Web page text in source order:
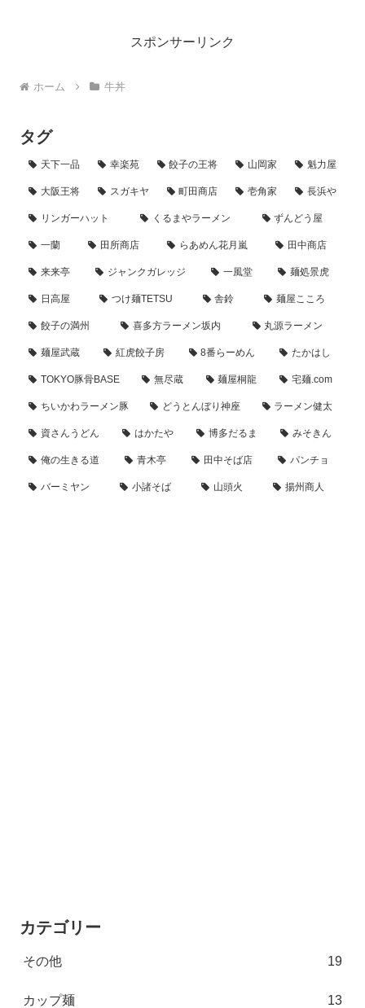
スポンサーリンク
ホーム 牛丼
タグ
天下一品 幸楽苑 餃子の王将 山岡家 魁力屋
大阪王将 スガキヤ 町田商店 壱角家 長浜や
リンガーハット くるまやラーメン ずんどう屋
一蘭 田所商店 らあめん花月嵐 田中商店
来来亭 ジャンクガレッジ 一風堂 麺処景虎
日高屋 つけ麺TETSU 舎鈴 麺屋こころ
餃子の満州 喜多方ラーメン坂内 丸源ラーメン
麺屋武蔵 紅虎餃子房 8番らーめん たかはし
TOKYO豚骨BASE 無尽蔵 麺屋桐龍 宅麺.com
ちいかわラーメン豚 どうとんぼり神座 ラーメン健太
資さんうどん はかたや 博多だるま みそきん
俺の生きる道 青木亭 田中そば店 パンチョ
バーミヤン 小諸そば 山頭火 揚州商人
カテゴリー
その他 19
カップ麺 13